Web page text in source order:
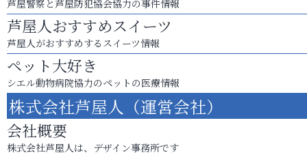
芦屋警察と芦屋防犯協会協力の事件情報
芦屋人おすすめスイーツ
芦屋人がおすすめするスイーツ情報
ペット大好き
シエル動物病院協力のペットの医療情報
株式会社芦屋人（運営会社）
会社概要
株式会社芦屋人は、デザイン事務所です